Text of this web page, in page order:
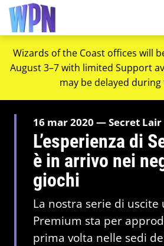
Wizards of the Coast offices will
August 3–7 with limited Support
may be delayed
16 mar 2020 — Secret Lair
L’esperienza di
è in arrivo nei
giochi
La nostra serie di uscite
Premium sta per
prima volta nelle sedi